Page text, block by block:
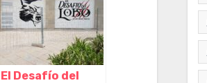
El Desafío del